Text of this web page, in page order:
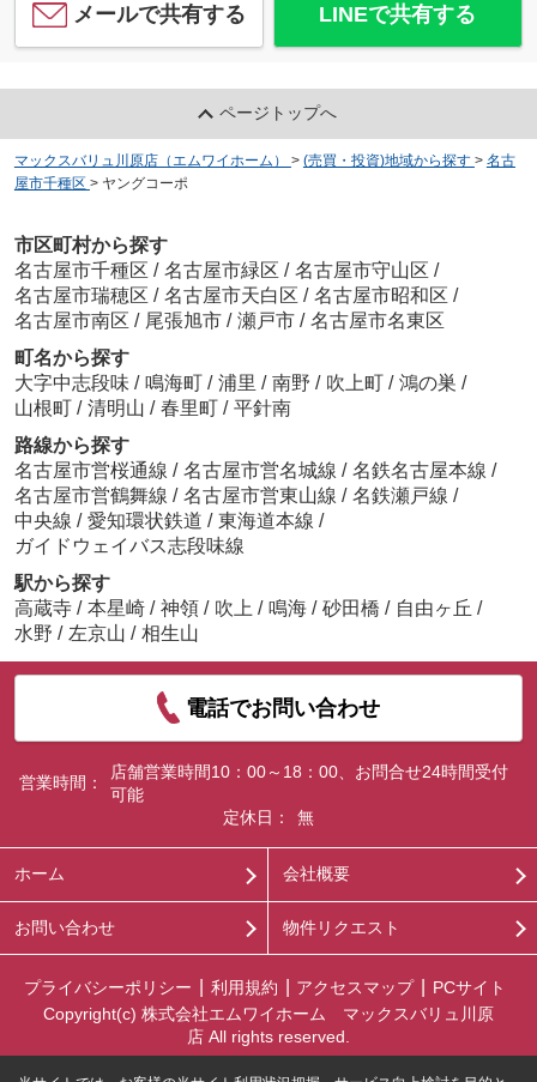
メールで共有する LINEで共有する
ページトップへ
マックスバリュ川原店（エムワイホーム） > (売買・投資)地域から探す > 名古
屋市千種区 > ヤングコーポ
市区町村から探す
名古屋市千種区 / 名古屋市緑区 / 名古屋市守山区 /
名古屋市瑞穂区 / 名古屋市天白区 / 名古屋市昭和区 /
名古屋市南区 / 尾張旭市 / 瀬戸市 / 名古屋市名東区
町名から探す
大字中志段味 / 鳴海町 / 浦里 / 南野 / 吹上町 / 鴻の巣 /
山根町 / 清明山 / 春里町 / 平針南
路線から探す
名古屋市営桜通線 / 名古屋市営名城線 / 名鉄名古屋本線 /
名古屋市営鶴舞線 / 名古屋市営東山線 / 名鉄瀬戸線 /
中央線 / 愛知環状鉄道 / 東海道本線 /
ガイドウェイバス志段味線
駅から探す
高蔵寺 / 本星崎 / 神領 / 吹上 / 鳴海 / 砂田橋 / 自由ヶ丘 /
水野 / 左京山 / 相生山
電話でお問い合わせ
営業時間：
店舗営業時間10：00～18：00、お問合せ24時間受付
可能
定休日：
無
ホーム 会社概要
お問い合わせ 物件リクエスト
プライバシーポリシー 利用規約 アクセスマップ
PCサイト
Copyright(c) 株式会社エムワイホーム マックスバリュ川原
店 All rights reserved.